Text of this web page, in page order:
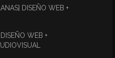
DISEÑO WEB +
WEB +